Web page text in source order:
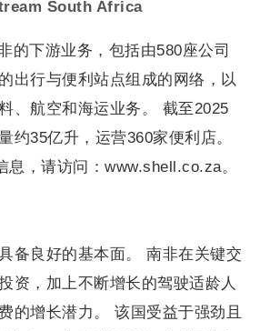
South Africa
的下游业务，包括由580座公司
出行与便利站点组成的网络，以
、航空和海运业务。 截至2025
约35亿升，运营360家便利店。
息，请访问：www.shell.co.za。
备良好的基本面。 南非在关键交
资，加上不断增长的驾驶适龄人
的增长潜力。 该国受益于强劲且